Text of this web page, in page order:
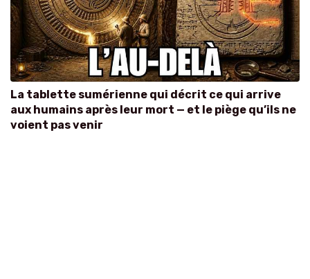
La tablette sumérienne qui décrit ce qui arrive
aux humains après leur mort — et le piège qu’ils ne
voient pas venir